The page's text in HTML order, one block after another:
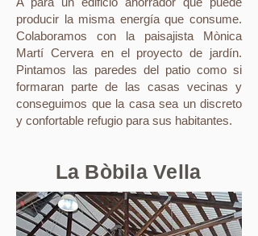
producir la misma energía que consume.
Colaboramos con la paisajista Mònica
Martí Cervera en el proyecto de jardín.
Pintamos las paredes del patio como si
formaran parte de las casas vecinas y
conseguimos que la casa sea un discreto
y confortable refugio para sus habitantes.
La Bòbila Vella